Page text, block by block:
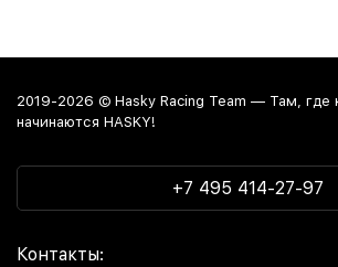
2019-2026 © Hasky Racing Team — Там, где
начинаются HASKY!
+7 495 414-27-97
Контакты: